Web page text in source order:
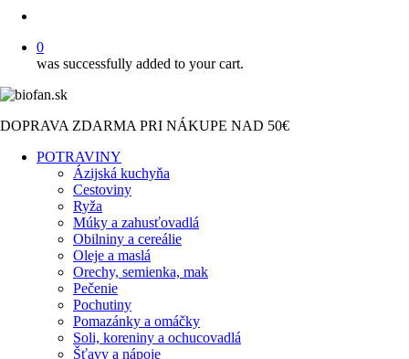
0
was successfully added to your cart.
DOPRAVA ZDARMA PRI NÁKUPE NAD 50€
POTRAVINY
Ázijská kuchyňa
Cestoviny
Ryža
Múky a zahusťovadlá
Obilniny a cereálie
Oleje a maslá
Orechy, semienka, mak
Pečenie
Pochutiny
Pomazánky a omáčky
Soli, koreniny a ochucovadlá
Šťavy a nápoje